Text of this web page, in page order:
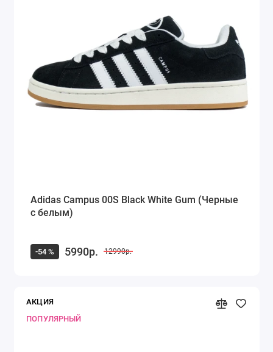
Adidas Campus 00S Black White Gum (Черные
с белым)
-54 % 5990р. 12990р.
АКЦИЯ
ПОПУЛЯРНЫЙ